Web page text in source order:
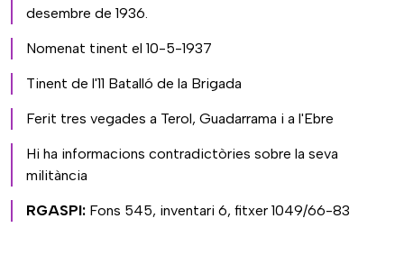
desembre de 1936.
Nomenat tinent el 10-5-1937
Tinent de l'11 Batalló de la Brigada
Ferit tres vegades a Terol, Guadarrama i a l'Ebre
Hi ha informacions contradictòries sobre la seva
militància
RGASPI: Fons 545, inventari 6, fitxer 1049/66-83